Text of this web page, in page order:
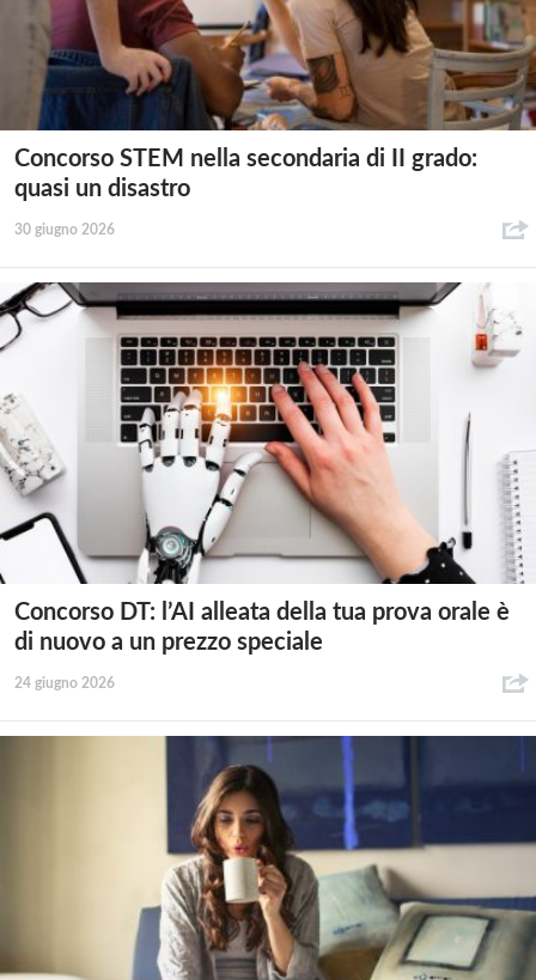
Concorso STEM nella secondaria di II grado:
quasi un disastro
30 giugno 2026
Concorso DT: l’AI alleata della tua prova orale è
di nuovo a un prezzo speciale
24 giugno 2026